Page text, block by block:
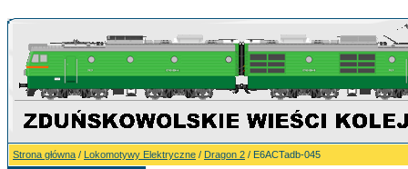
Strona główna / Lokomotywy Elektryczne / Dragon 2 / E6ACTadb-045